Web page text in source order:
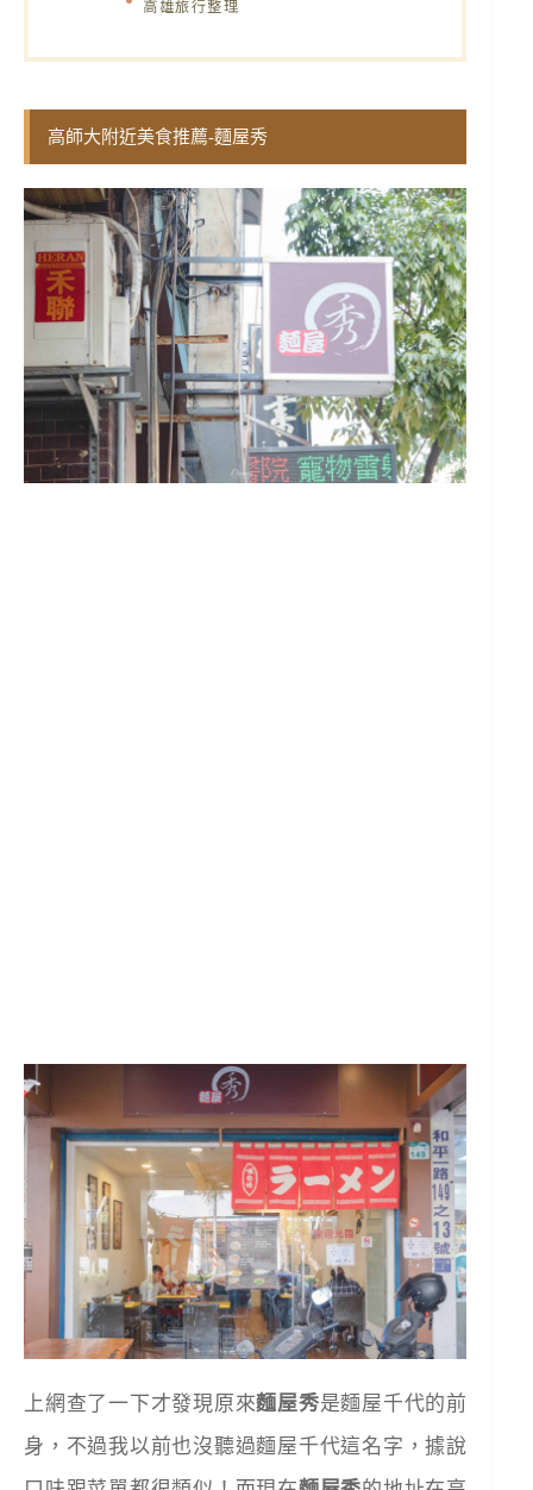
高雄旅行整理
高師大附近美食推薦-麵屋秀
上網查了一下才發現原來麵屋秀是麵屋千代的前
身，不過我以前也沒聽過麵屋千代這名字，據說